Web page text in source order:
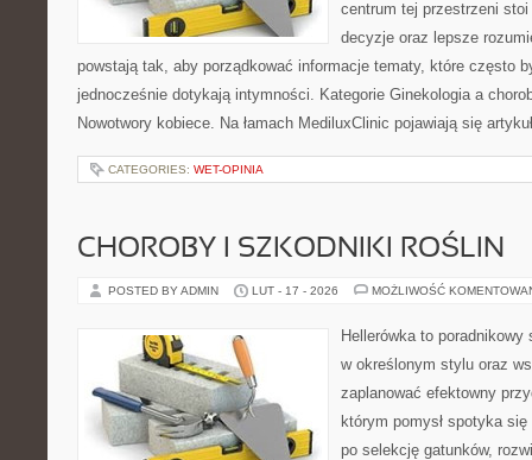
centrum tej przestrzeni
decyzje oraz lepsze
powstają tak, aby porządkować informacje tematy, które często
jednocześnie dotykają intymności. Kategorie Ginekologia a
Nowotwory kobiece. Na łamach MediluxClinic pojawiają się
CATEGORIES: WET-OPINIA
CHOROBY I SZKODNIKI ROŚLIN
POSTED BY ADMIN LUT - 17 - 2026 MOŻLIWOŚĆ
Hellerówka to
w określonym stylu oraz
zaplanować efektowny
którym pomysł spotyka
po selekcję gatunków,